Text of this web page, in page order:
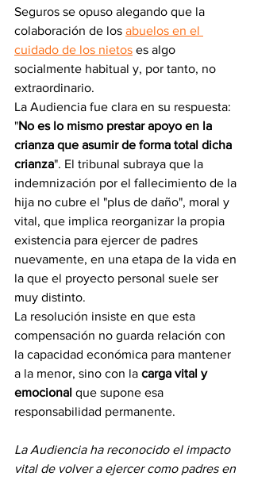
Seguros se opuso alegando que la
colaboración de los abuelos en el
cuidado de los nietos es algo
socialmente habitual y, por tanto, no
extraordinario.
La Audiencia fue clara en su respuesta:
"No es lo mismo prestar apoyo en la
crianza que asumir de forma total dicha
crianza". El tribunal subraya que la
indemnización por el fallecimiento de la
hija no cubre el "plus de daño", moral y
vital, que implica reorganizar la propia
existencia para ejercer de padres
nuevamente, en una etapa de la vida en
la que el proyecto personal suele ser
muy distinto.
La resolución insiste en que esta
compensación no guarda relación con
la capacidad económica para mantener
a la menor, sino con la carga vital y
emocional que supone esa
responsabilidad permanente.
La Audiencia ha reconocido el impacto
vital de volver a ejercer como padres en